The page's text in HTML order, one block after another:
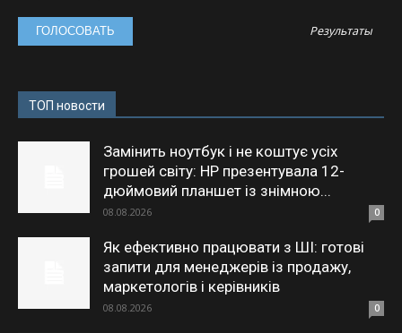
Результаты
ТОП новости
Замінить ноутбук і не коштує усіх
грошей світу: HP презентувала 12-
дюймовий планшет із знімною...
08.08.2026 0
Як ефективно працювати з ШІ: готові
запити для менеджерів із продажу,
маркетологів і керівників
08.08.2026 0